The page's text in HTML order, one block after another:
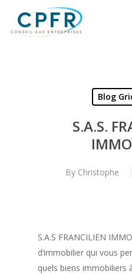
main
Blog
S.A.S.
By Christophe
S.A.S FRANCILIEN
d’immobilier qui vous
quels biens immobiliers